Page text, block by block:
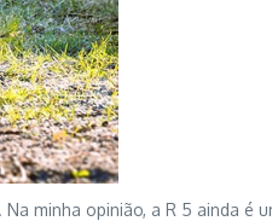
minha opinião, a R 5 ainda é